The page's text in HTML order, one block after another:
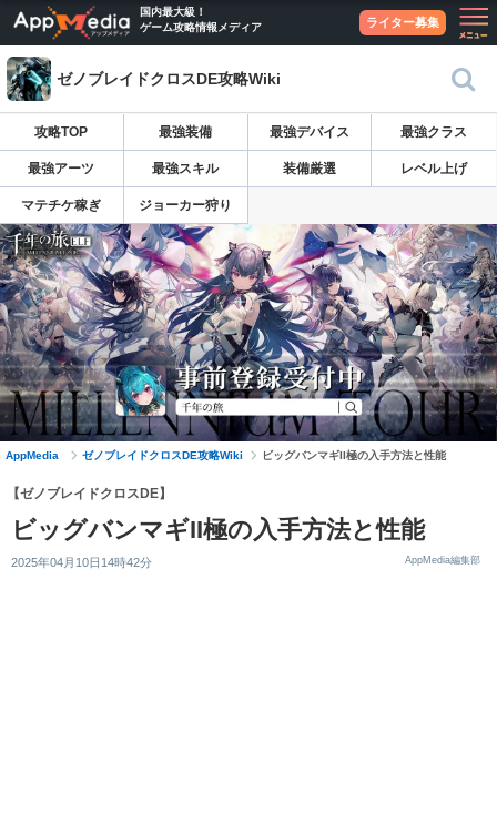
国内最大級！
ゲーム攻略情報メディア
ライター募集
ゼノブレイドクロスDE攻略Wiki
攻略TOP 最強装備 最強デバイス 最強クラス
最強アーツ 最強スキル 装備厳選 レベル上げ
マテチケ稼ぎ ジョーカー狩り
AppMedia ゼノブレイドクロスDE攻略Wiki ビッグバンマギII極の入手方法と性能
【ゼノブレイドクロスDE】
ビッグバンマギII極の入手方法と性能
2025年04月10日14時42分 AppMedia編集部